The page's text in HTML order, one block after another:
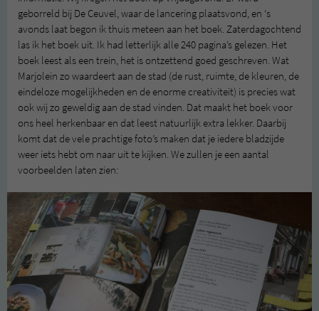
geborreld bij De Ceuvel, waar de lancering plaatsvond, en ‘s
avonds laat begon ik thuis meteen aan het boek. Zaterdagochtend
las ik het boek uit. Ik had letterlijk alle 240 pagina’s gelezen. Het
boek leest als een trein, het is ontzettend goed geschreven. Wat
Marjolein zo waardeert aan de stad (de rust, ruimte, de kleuren, de
eindeloze mogelijkheden en de enorme creativiteit) is precies wat
ook wij zo geweldig aan de stad vinden. Dat maakt het boek voor
ons heel herkenbaar en dat leest natuurlijk extra lekker. Daarbij
komt dat de vele prachtige foto’s maken dat je iedere bladzijde
weer iets hebt om naar uit te kijken. We zullen je een aantal
voorbeelden laten zien: